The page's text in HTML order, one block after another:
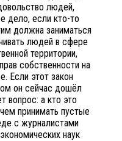
людей,
дело, если кто-то
должна заниматься
людей в сфере
территории,
собственности на
Если этот закон
он сейчас дошёл
вопрос: а кто это
принимать пустые
с журналистами
наук